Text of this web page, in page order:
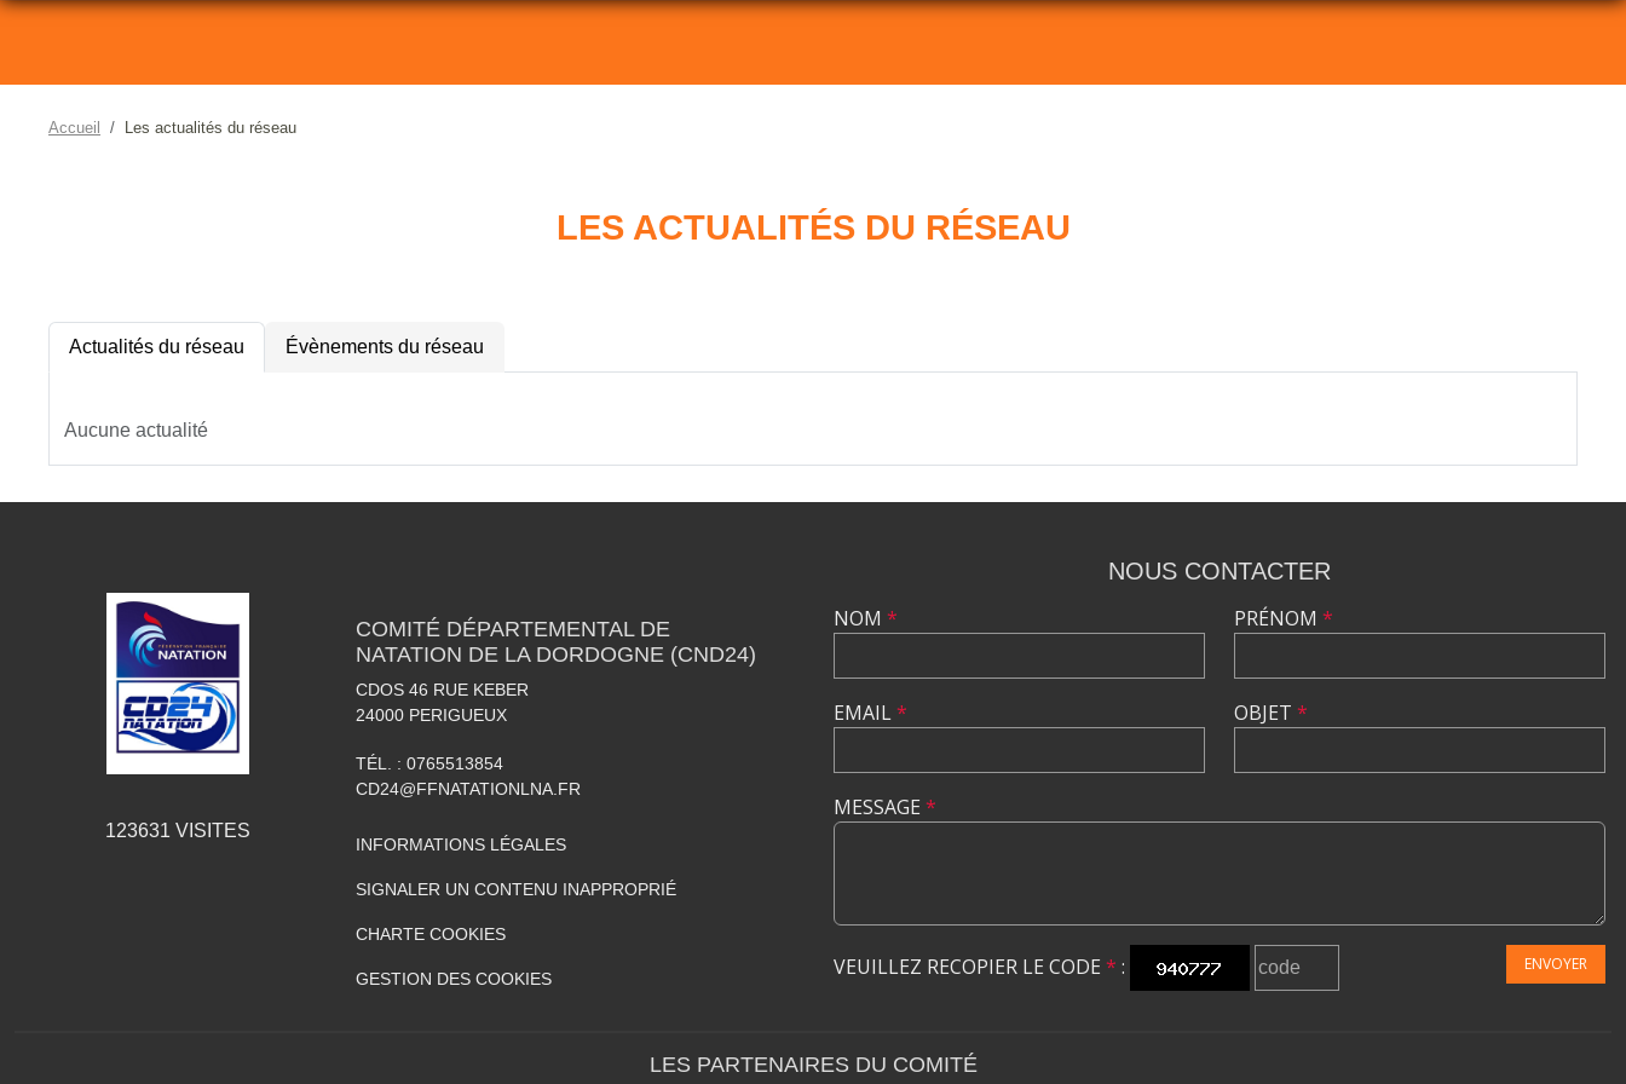
Accueil Les actualités du réseau
LES ACTUALITÉS DU RÉSEAU
Actualités du réseau Évènements du réseau
Aucune actualité
123631 VISITES
COMITÉ DÉPARTEMENTAL DE
NATATION DE LA DORDOGNE (CND24)
CDOS 46 RUE KEBER
24000 PERIGUEUX
TÉL. : 0765513854
CD24@FFNATATIONLNA.FR
INFORMATIONS LÉGALES
SIGNALER UN CONTENU INAPPROPRIÉ
CHARTE COOKIES
GESTION DES COOKIES
NOUS CONTACTER
NOM *
EMAIL*
PRÉNOM *
OBJET *
MESSAGE *
VEUILLEZ RECOPIER LE CODE * : ENVOYER
LES PARTENAIRES DU COMITÉ